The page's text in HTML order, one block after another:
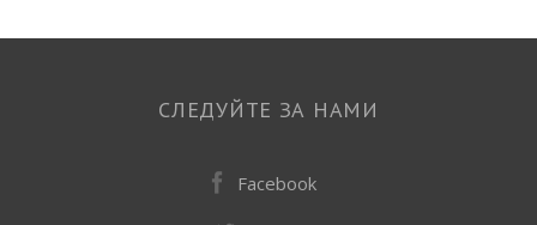
СЛЕДУЙТЕ ЗА НАМИ
Facebook